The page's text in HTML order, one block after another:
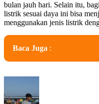
bulan jauh hari. Selain itu,
listrik sesuai daya ini bisa
menggunakan jenis listrik
Baca Juga :